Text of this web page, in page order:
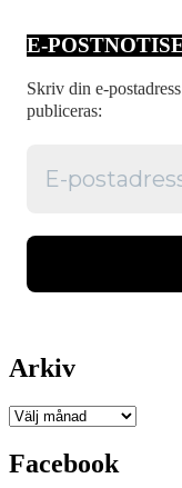
E-
Skriv din e-
publiceras:
Arkiv
Arkiv
Facebook